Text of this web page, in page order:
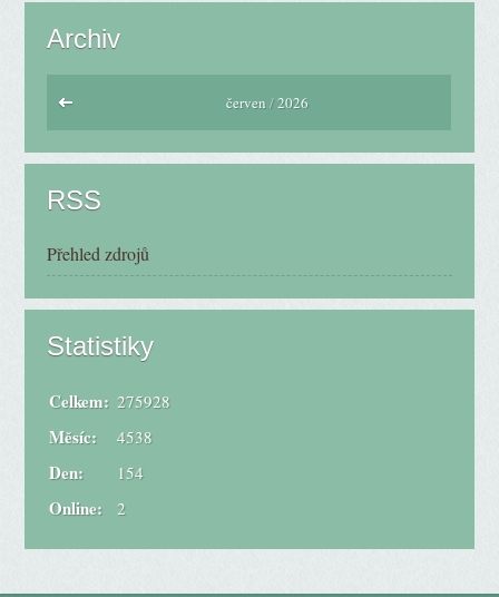
Archiv
červen /2026
RSS
Přehled zdrojů
Statistiky
Online: 2
Celkem: 275928
Měsíc: 4538
Den: 154